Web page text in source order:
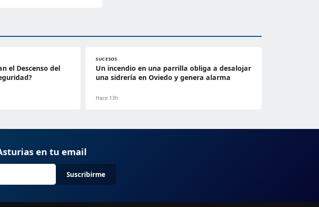
el Descenso del
SUCESOS
Un incendio en una parrilla obliga a desalojar
una sidrería en Oviedo y genera alarma
Hace 13h
en tu email
Suscribirme